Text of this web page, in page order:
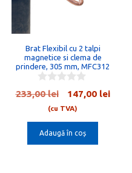
Brat Flexibil cu 2 talpi
magnetice si clema de
prindere, 305 mm, MFC312
0
o
f
5
233,00lei
Prețul
inițial
a
fost:
147,00 lei
(cu TVA)
Adaugă în coș